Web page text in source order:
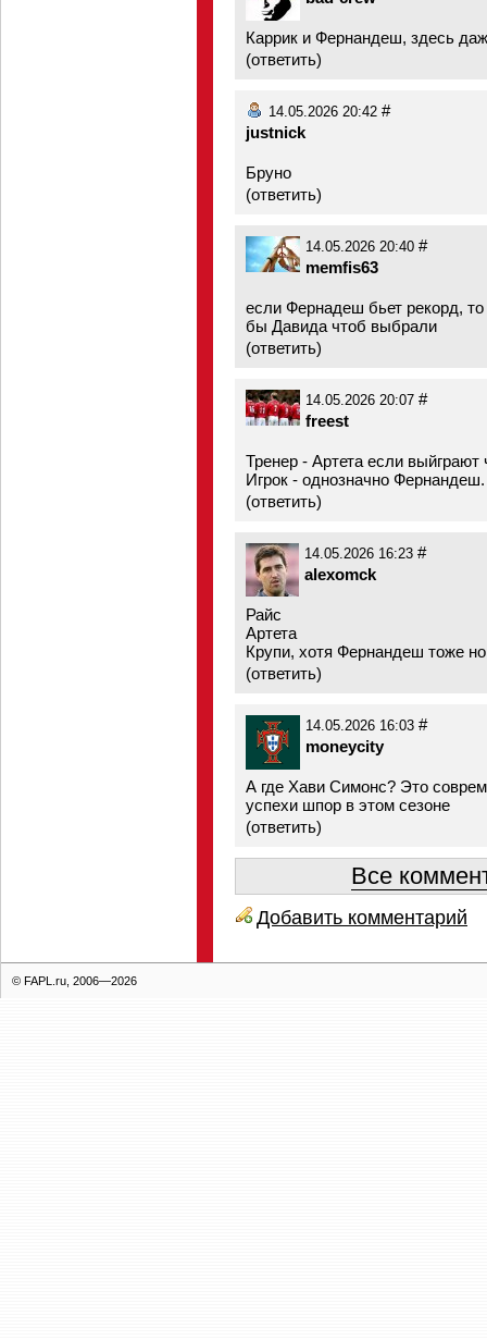
Каррик и Фернандеш, здесь
(ответить)
14.05.2026 20:42 #
justnick
Бруно
(ответить)
14.05.2026 20:40 #
memfis63
если Фернадеш бьет рекорд, то
бы Давида чтоб выбрали
(ответить)
14.05.2026 20:07 #
freest
Тренер - Артета если
Игрок - однозначно Фернандеш.
(ответить)
14.05.2026 16:23 #
alexomck
Райс
Артета
Крупи, хотя Фернандеш тоже
(ответить)
14.05.2026 16:03 #
moneycity
А где Хави Симонс? Это
успехи шпор в этом сезоне
(ответить)
Все
Добавить комментарий
© FAPL.ru, 2006—2026